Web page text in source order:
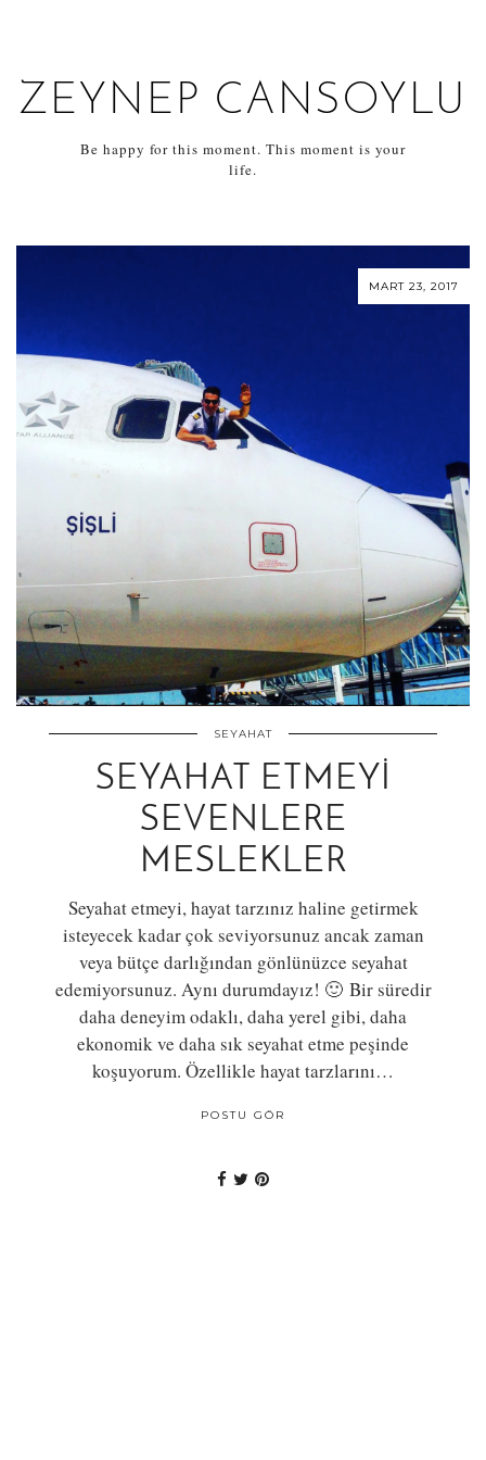
ZEYNEP CANSOYLU
Be happy for this moment. This moment is your
life.
MART 23, 2017
SEYAHAT
SEYAHAT ETMEYI
SEVENLERE
MESLEKLER
Seyahat etmeyi, hayat tarzınız haline getirmek
isteyecek kadar çok seviyorsunuz ancak zaman
veya bütçe darlığından gönlünüzce seyahat
edemiyorsunuz. Aynı durumdayız! 🙂 Bir süredir
daha deneyim odaklı, daha yerel gibi, daha
ekonomik ve daha sık seyahat etme peşinde
koşuyorum. Özellikle hayat tarzlarını…
POSTU GÖR